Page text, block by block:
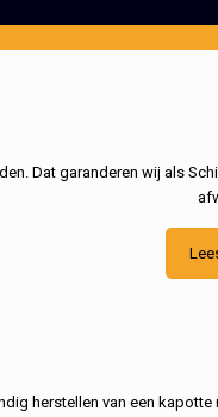
Dat garanderen wij als
herstellen van een